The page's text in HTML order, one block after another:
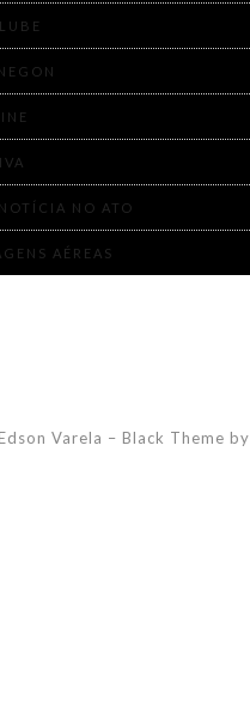
NO ATO
AÉREAS
Varela – Black Theme by